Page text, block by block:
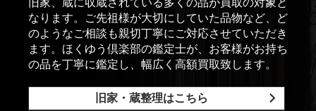
なります。ご先祖様が大切にしていた品物など、ど
のようなご相談も親切丁寧にご対応させていただき
ます。ほくゆう倶楽部の鑑定士が、お客様がお持ち
の品を丁寧に鑑定し、幅広く高額買取致します。
旧家・蔵整理はこちら